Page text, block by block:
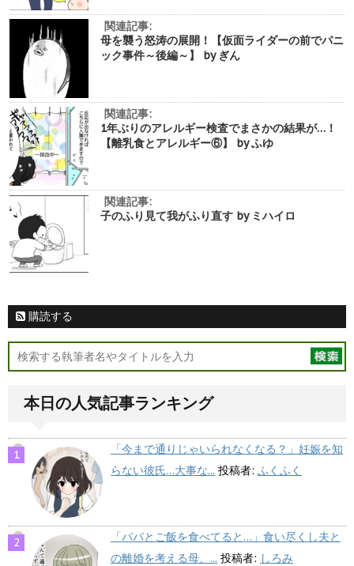
関連記事:
母を襲う怒涛の展開！【仮面ライダーの前でパニ
ック事件～後編～】 by ぎん
関連記事:
1年ぶりのアレルギー検査でまさかの結果が…！
【離乳食とアレルギー⑥】 by ふゆ
関連記事:
子のふり見て我がふり直す by ミハイロ
購読する
本日の人気記事ランキング
「今まで通りじゃいられなくなる？」妊娠を知
らない彼氏…大事な... 投稿者: ふくふく
「パパとご飯を食べてると…」食い尽くし夫と
の離婚を考える母、... 投稿者: しろみ